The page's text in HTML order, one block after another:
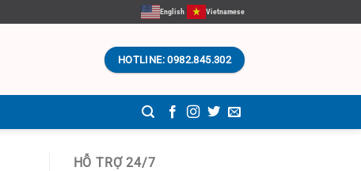
English Vietnamese
HOTLINE: 0982.845.302
HỖ TRỢ 24/7